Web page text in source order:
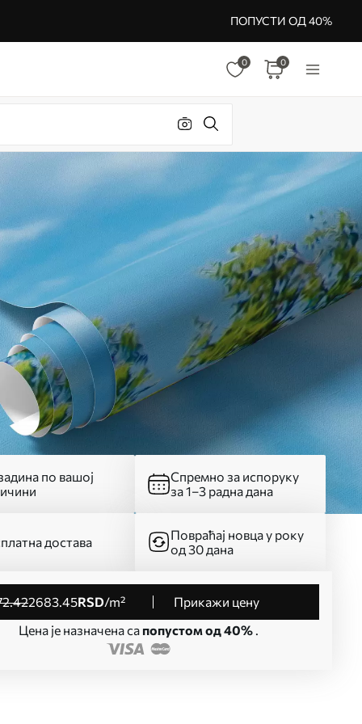
ПОПУСТИ ОД 40%
0 0
по вашој
Спремно за испоруку
за 1–3 радна дана
достава
Повраћај новца у року
од 30 дана
.422683.45RSD/m²
Прикажи цену
Цена је назначена са попустом од 40%.